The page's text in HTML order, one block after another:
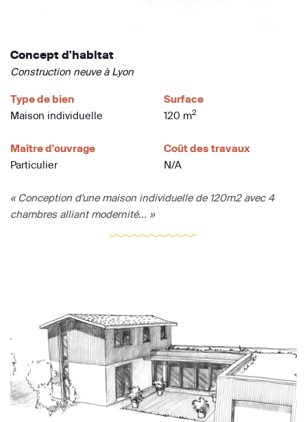
Concept d'habitat
Construction neuve à Lyon
Type de bien
Maison individuelle
Surface
120 m2
Maître d'ouvrage
Particulier
Coût des travaux
N/A
« Conception d'une maison individuelle de 120m2 avec 4
chambres alliant modernité... »